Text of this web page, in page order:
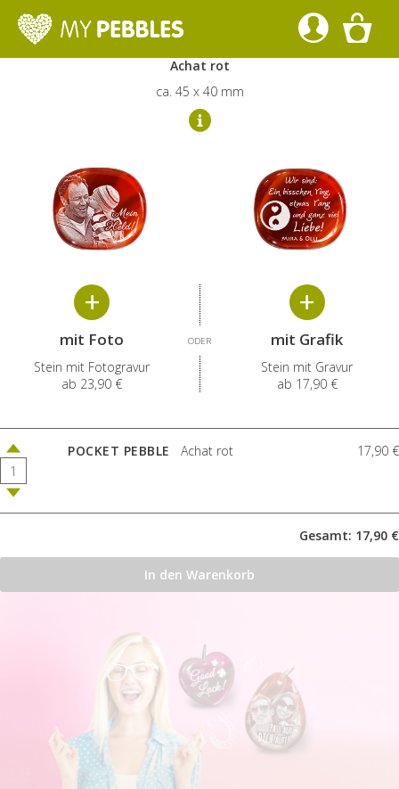
Gestalte deinen Pocket Pebble
Achat rot
ca. 45 x 40 mm
ODER
mit Foto
Stein mit Fotogravur
ab 23,90 €
mit Grafik
Stein mit Gravur
ab 17,90 €
POCKET PEBBLE Achat rot 17,90 €
Gesamt: 17,90 €
In den Warenkorb